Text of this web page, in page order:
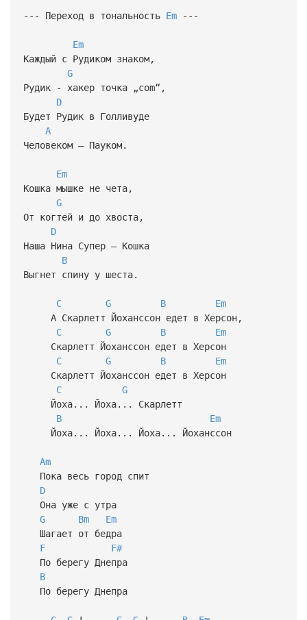
--- Переход в тональность Em---
Em
Каждый с Рудиком знаком,
G
Рудик - хакер точка „com“,
D
Будет Рудик в Голливуде
A
Человеком – Пауком.
Em
Кошка мышке не чета,
G
От когтей и до хвоста,
D
Наша Нина Супер – Кошка
B
Выгнет спину у шеста.
C G B
Em
А Скарлетт Йоханссон едет в Херсон,
C
G B
Em
Скарлетт Йоханссон едет в Херсон
C
G B
Em
Скарлетт Йоханссон едет в Херсон
C
G
Йоха... Йоха... Скарлетт
B
Em
Йоха... Йоха... Йоха... Йоханссон
Am
Пока весь город спит
D
Она уже с утра
G
Bm
Em
Шагает от бедра
F
F#
По берегу Днепра
B
По берегу Днепра